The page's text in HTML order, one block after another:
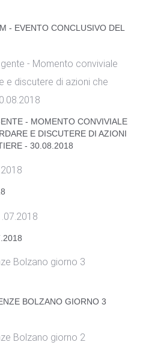
- EVENTO CONCLUSIVO DEL
- MOMENTO CONVIVIALE
E DISCUTERE DI AZIONI
- 30.08.2018
BOLZANO GIORNO 3